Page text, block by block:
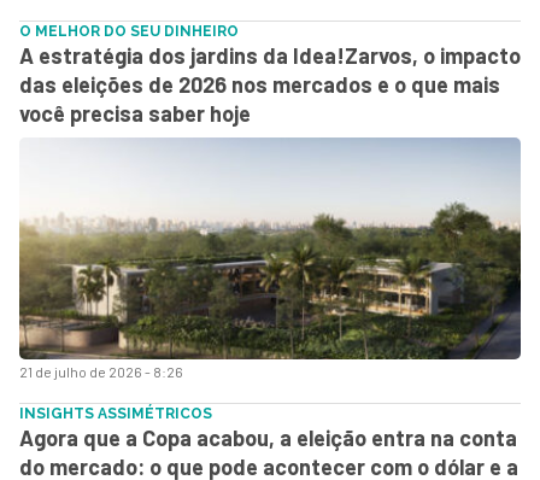
21 de julho de 2026 - 8:26
O MELHOR DO SEU DINHEIRO
A estratégia dos jardins da Idea!Zarvos, o impacto
das eleições de 2026 nos mercados e o que mais
você precisa saber hoje
INSIGHTS ASSIMÉTRICOS
Agora que a Copa acabou, a eleição entra na conta
do mercado: o que pode acontecer com o dólar e a